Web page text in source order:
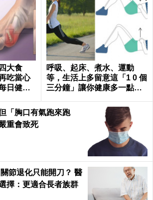
大食
吃當心
日健康
呼吸、起床、煮水、運動
等，生活上多留意這「1 0 個
三分鐘」讓你健康多一點，
「胸口有氣跑來跑
重會致死
節退化只能開刀？ 醫
擇：更適合長者族群